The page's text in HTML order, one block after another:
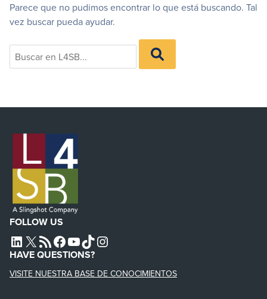
Parece que no pudimos encontrar lo que está buscando. Tal
vez buscar pueda ayudar.
Search
for:
BUSCAR
EN
L4SB
FOLLOW US
L4SB LINKEDIN
X L4SB RSS FEEDL4SB FACEBOOK
L4SB YOUTUBE
TIKTOKINSTAGRAM
HAVE QUESTIONS?
VISITE NUESTRA BASE DE CONOCIMIENTOS